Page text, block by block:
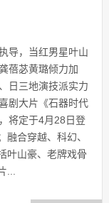
导，当红男星叶山
蓓苾黄璐倾力加
日三地演技派实力
剧大片《石器时代
将定于4月28日登
合穿越、科幻、
叶山豪、老牌戏骨
...